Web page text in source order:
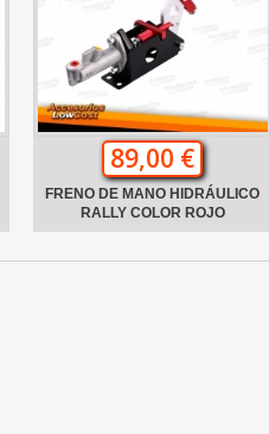
89,00 €
FRENO DE MANO HIDRÁULICO
RALLY COLOR ROJO